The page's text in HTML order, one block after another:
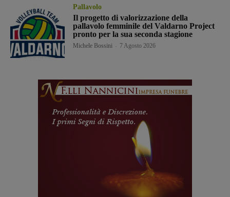
Pallavolo
Il progetto di valorizzazione della
pallavolo femminile del Valdarno Project
pronto per la sua seconda stagione
Michele Bossini 7 Agosto 2026